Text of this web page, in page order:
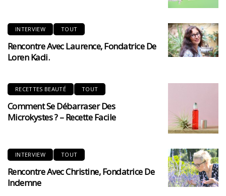
INTERVIEW TOUT
Rencontre Avec Laurence, Fondatrice De
Loren Kadi.
RECETTES BEAUTÉ TOUT
Comment Se Débarraser Des
Microkystes ? – Recette Facile
INTERVIEW TOUT
Rencontre Avec Christine, Fondatrice De
Indemne